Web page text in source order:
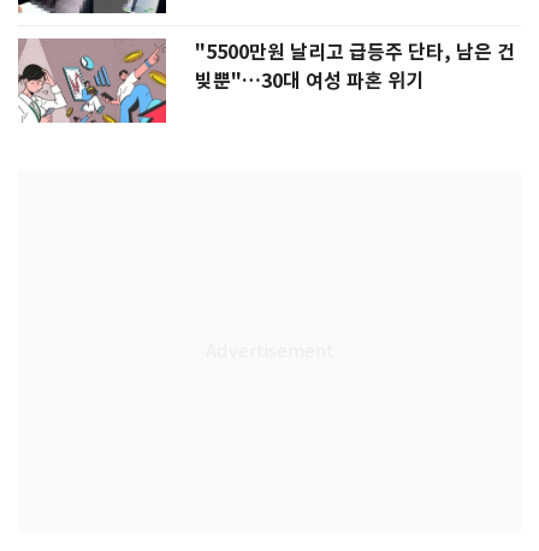
"5500만원 날리고 급등주 단타, 남은 건
빚뿐"…30대 여성 파혼 위기